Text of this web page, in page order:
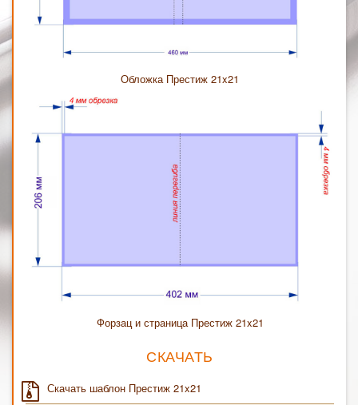
Обложка Престиж 21x21
Форзац и страница Престиж 21x21
СКАЧАТЬ
Скачать шаблон Престиж 21x21